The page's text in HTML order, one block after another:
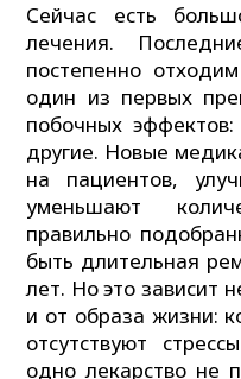
Сейчас есть
лечения.
постепенно
один из первых
побочных
другие. Новые
на пациентов,
уменьшают
правильно
быть длительная
лет. Но это зависит
и от образа жизни:
отсутствуют
одно лекарство не